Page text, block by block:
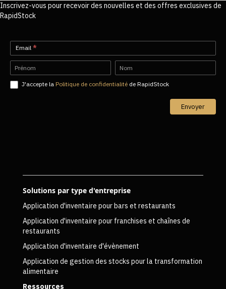
Inscrivez-vous pour recevoir des nouvelles et des offres exclusives de
RapidStock
Newsletter-
FR
Email *
Name Name
J'accepte la Politique de confidentialité de RapidStock
Envoyer
Solutions par type d'entreprise
Application d'inventaire pour bars et restaurants
Application d'inventaire pour franchises et chaînes de
restaurants
Application d'inventaire d'évènement
Application de gestion des stocks pour la transformation
alimentaire
Ressources